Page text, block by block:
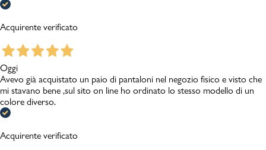
Acquirente verificato
Oggi
Avevo già acquistato un paio di pantaloni nel negozio fisico e visto che
mi stavano bene ,sul sito on line ho ordinato lo stesso modello di un
colore diverso.
Acquirente verificato